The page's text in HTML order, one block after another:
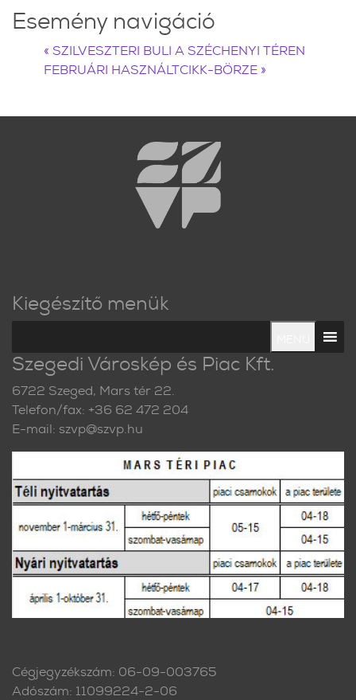
Esemény navigáció
« SZILVESZTERI BULI A SZÉCHENYI TÉREN
FEBRUÁRI HASZNÁLTCIKK-BÖRZE »
Kiegészítő menük
Szegedi Városkép és Piac Kft.
6722 Szeged, Mars tér 22.
Telefon/fax: +36 62 472 204
E-mail: szvp@szvp.hu
Cégjegyzékszám: 06-09-003765
Adószám: 11099224-2-06